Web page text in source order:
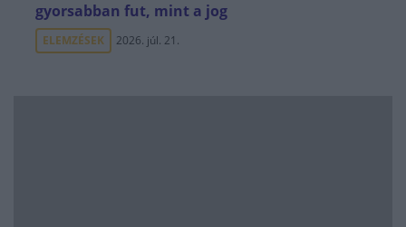
gyorsabban fut, mint a jog
ELEMZÉSEK 2026. júl. 21.